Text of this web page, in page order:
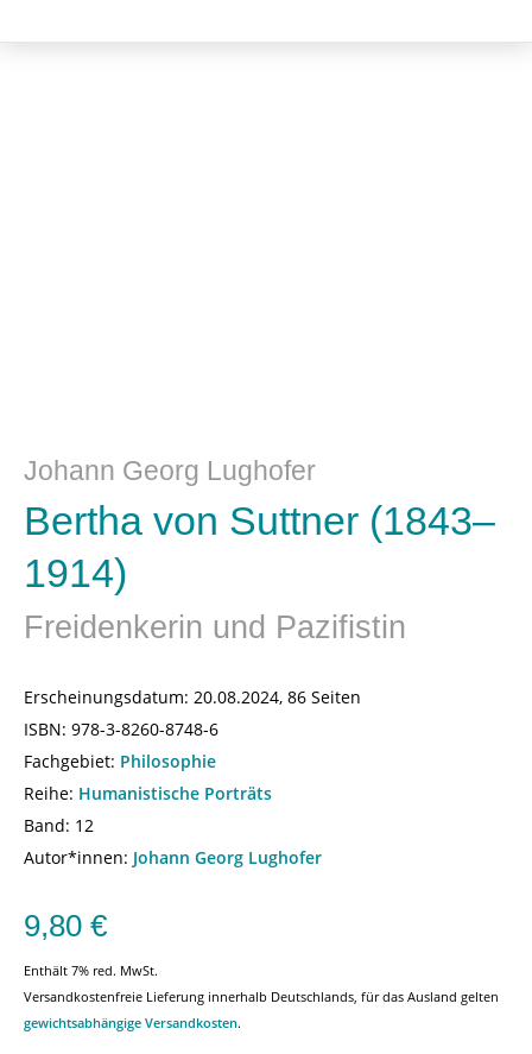
Johann Georg Lughofer
Bertha von Suttner (1843–
1914)
Freidenkerin und Pazifistin
Erscheinungsdatum: 20.08.2024, 86 Seiten
ISBN: 978-3-8260-8748-6
Fachgebiet: Philosophie
Reihe: Humanistische Porträts
Band: 12
Autor*innen: Johann Georg Lughofer
9,80 €
Enthält 7% red. MwSt.
Versandkostenfreie Lieferung innerhalb Deutschlands, für das Ausland gelten
gewichtsabhängige Versandkosten.